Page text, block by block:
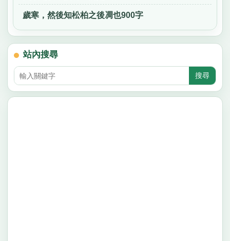
歲寒，然後知松柏之後凋也900字
站內搜尋